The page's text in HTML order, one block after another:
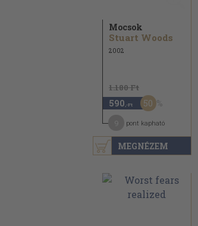
MEGNÉZEM
Mocsok
Stuart Woods
2002
1.180 Ft
590 ,-Ft 50
pont kapható